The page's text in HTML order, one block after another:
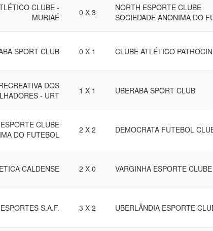
CLUBE -
MURIAÉ
0 X 3
NORTH ESPORTE CLUBE
SOCIEDADE ANONIMA DO
SPORT CLUB 0 X 1 CLUBE ATLÉTICO
DOS
- URT
1 X 1 UBERABA SPORT CLUB
CLUBE
DO FUTEBOL
2 X 2 DEMOCRATA FUTEBOL
CALDENSE 2 X 0 VARGINHA ESPORTE CLUBE
S.A.F. 3 X 2 UBERLÂNDIA ESPORTE